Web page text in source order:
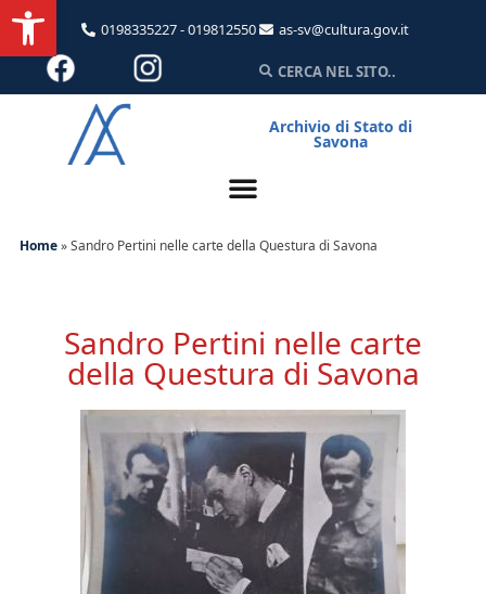
0198335227 - 019812550 as-sv@cultura.gov.it
Archivio di Stato di
Savona
Home»Sandro Pertini nelle carte della Questura di Savona
Sandro Pertini nelle carte
della Questura di Savona